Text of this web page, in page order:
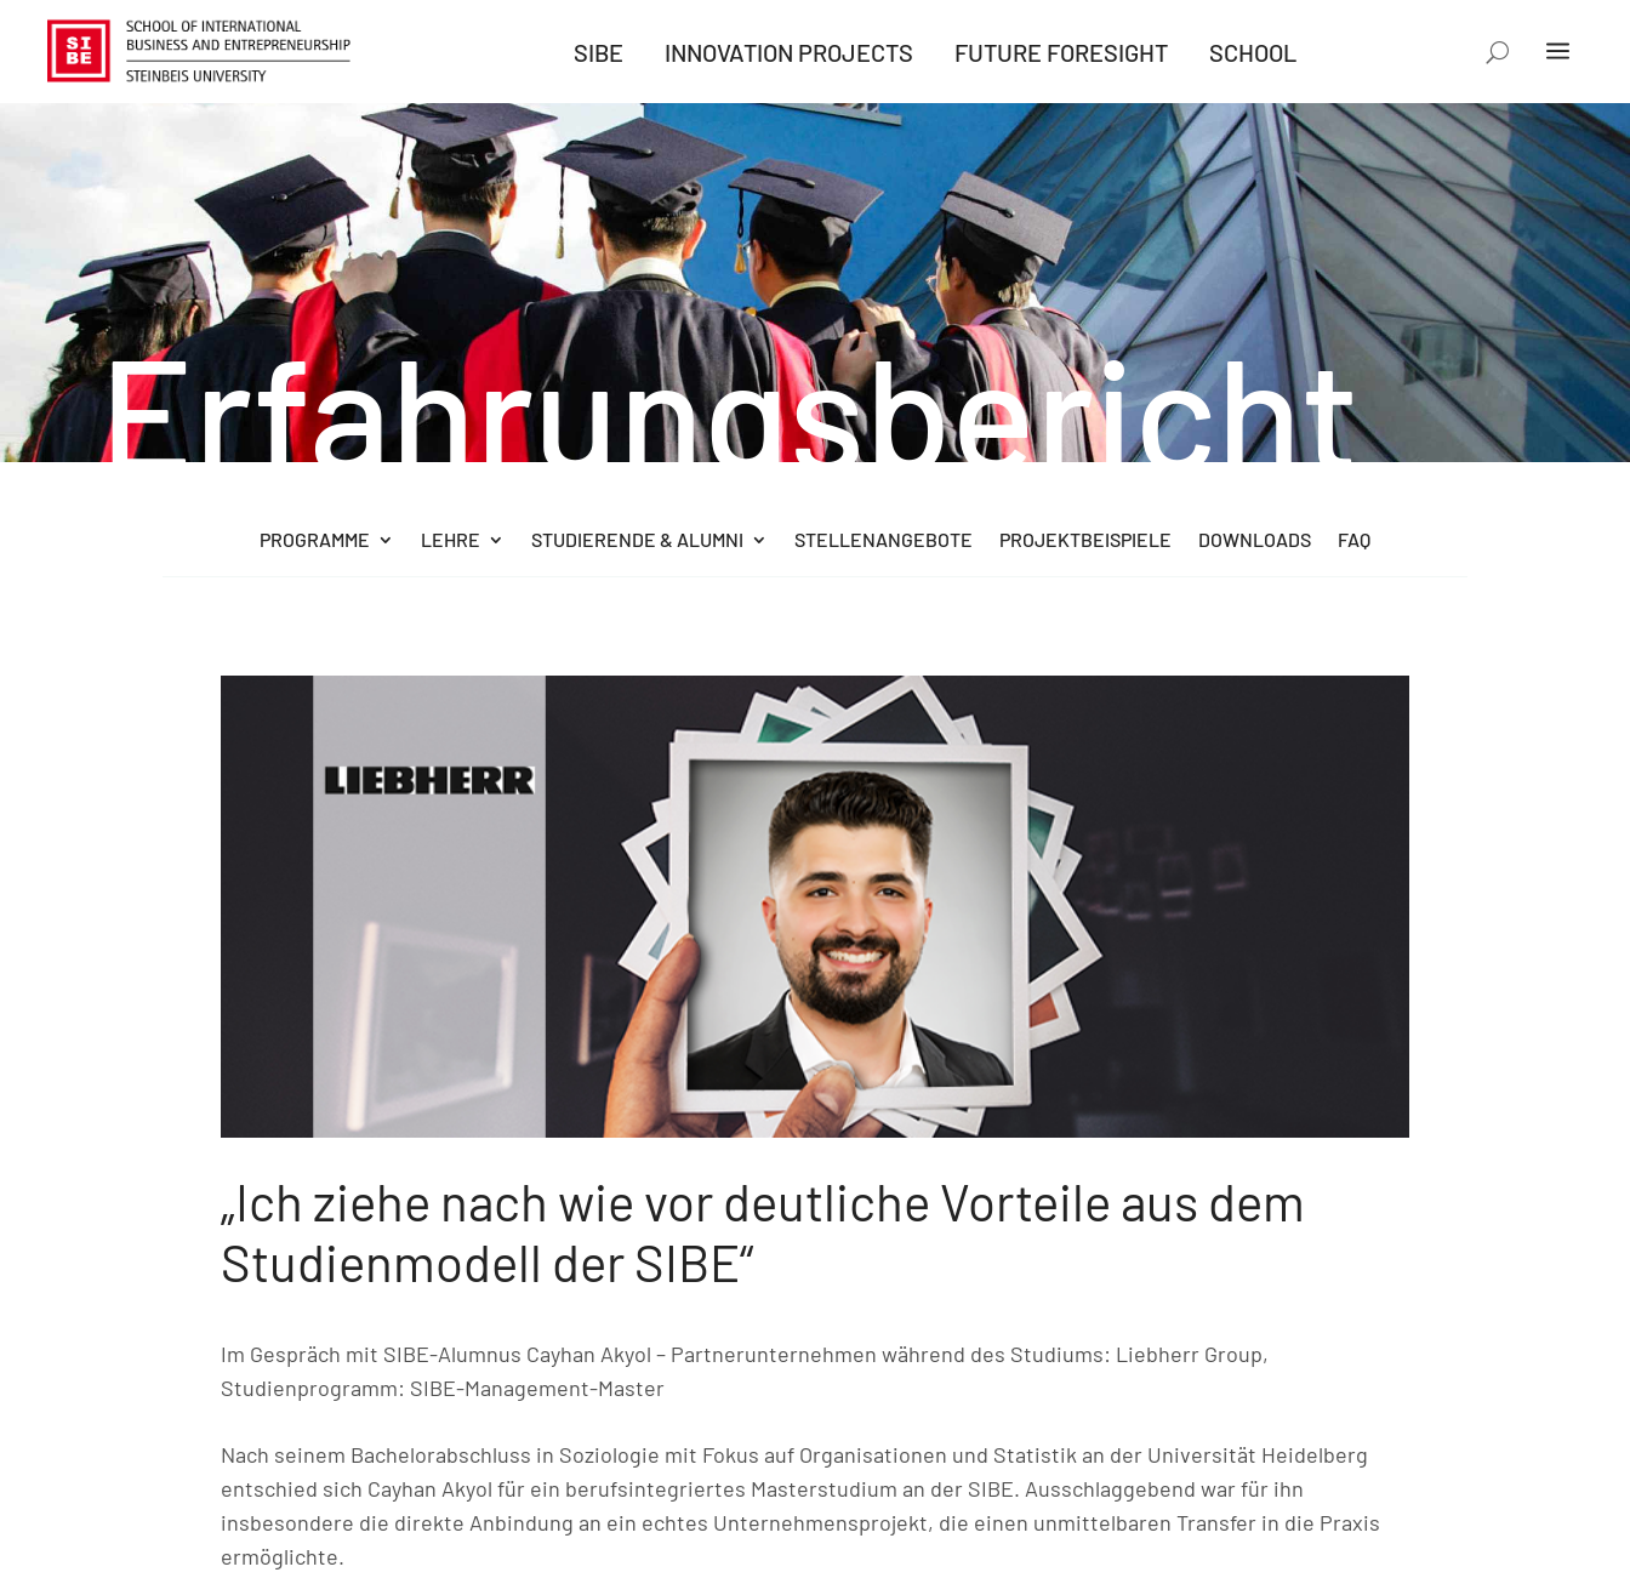
SIBE INNOVATION PROJECTS FUTURE FORESIGHT SCHOOL
Erfahrungsbericht
PROGRAMME LEHRE STUDIERENDE & ALUMNI STELLENANGEBOTE PROJEKTBEISPIELE DOWNLOADS FAQ
„Ich ziehe nach wie vor deutliche Vorteile aus dem
Studienmodell der SIBE“
Im Gespräch mit SIBE-Alumnus Cayhan Akyol – Partnerunternehmen während des Studiums: Liebherr Group,
Studienprogramm: SIBE-Management-Master
Nach seinem Bachelorabschluss in Soziologie mit Fokus auf Organisationen und Statistik an der Universität Heidelberg
entschied sich Cayhan Akyol für ein berufsintegriertes Masterstudium an der SIBE. Ausschlaggebend war für ihn
insbesondere die direkte Anbindung an ein echtes Unternehmensprojekt, die einen unmittelbaren Transfer in die Praxis
ermöglichte.